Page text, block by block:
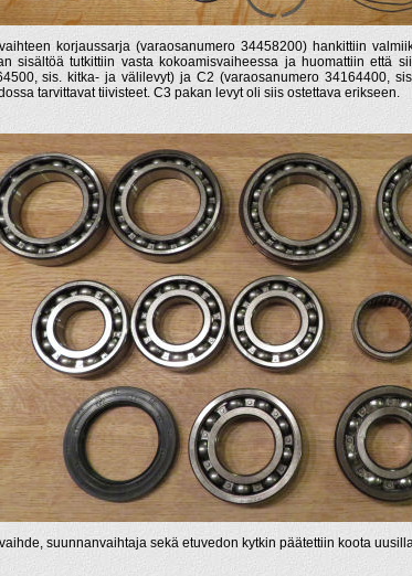
korjaussarja (varaosanumero 34458200) hankittiin
sisältöä tutkittiin vasta kokoamisvaiheessa ja huomattiin että
sis. kitka- ja välilevyt) ja C2 (varaosanumero 34164400,
tarvittavat tiivisteet. C3 pakan levyt oli siis ostettava erikseen.
suunnanvaihtaja sekä etuvedon kytkin päätettiin koota